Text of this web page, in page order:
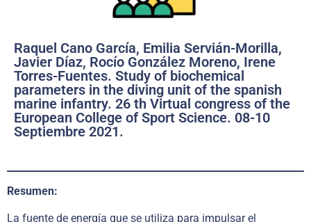
Raquel Cano García, Emilia Servián-Morilla,
Javier Díaz, Rocío González Moreno, Irene
Torres-Fuentes. Study of biochemical
parameters in the diving unit of the spanish
marine infantry. 26 th Virtual congress of the
European College of Sport Science. 08-10
Septiembre 2021.
Resumen:
La fuente de energía que se utiliza para impulsar el